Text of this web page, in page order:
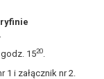
1520.
1 i załącznik nr 2.
wobec
którego
do